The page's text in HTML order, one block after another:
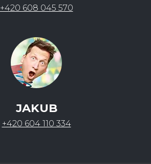
+420 608 045 570
JAKUB
+420 604 110 334